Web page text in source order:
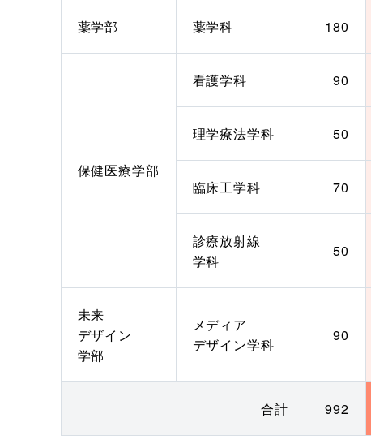
薬学部 薬学科 180
保健医療学部
看護学科 90
理学療法学科 50
臨床工学科 70
診療放射線
学科
50
未来
デザイン
学部
メディア
デザイン学科
90
合計 992